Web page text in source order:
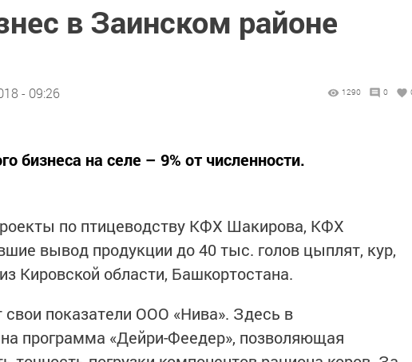
в Заинском районе
- 09:26 1290 0
бизнеса на селе – 9% от численности.
по птицеводству КФХ Шакирова, КФХ
вывод продукции до 40 тыс. голов цыплят, кур,
Кировской области, Башкортостана.
показатели ООО «Нива». Здесь в
программа «Дейри-Феедер», позволяющая